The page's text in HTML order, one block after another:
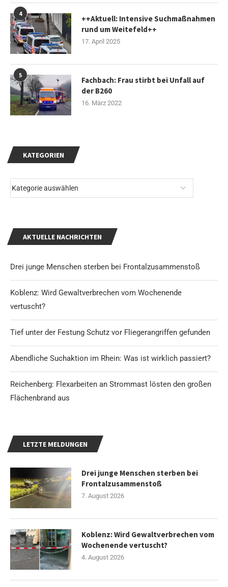
KATEGORIEN
AKTUELLE NACHRICHTEN
Drei junge Menschen sterben bei Frontalzusammenstoß
Koblenz: Wird Gewaltverbrechen vom Wochenende
vertuscht?
Tief unter der Festung Schutz vor Fliegerangriffen gefunden
Abendliche Suchaktion im Rhein: Was ist wirklich passiert?
Reichenberg: Flexarbeiten an Strommast lösten den großen
Flächenbrand aus
LETZTE MELDUNGEN
Drei junge Menschen sterben bei
Frontalzusammenstoß
7. August 2026
Koblenz: Wird Gewaltverbrechen vom
Wochenende vertuscht?
4. August 2026
4
++Aktuell: Intensive Suchmaßnahmen
rund um Weitefeld++
17. April 2025
5
Fachbach: Frau stirbt bei Unfall auf
der B260
16. März 2022